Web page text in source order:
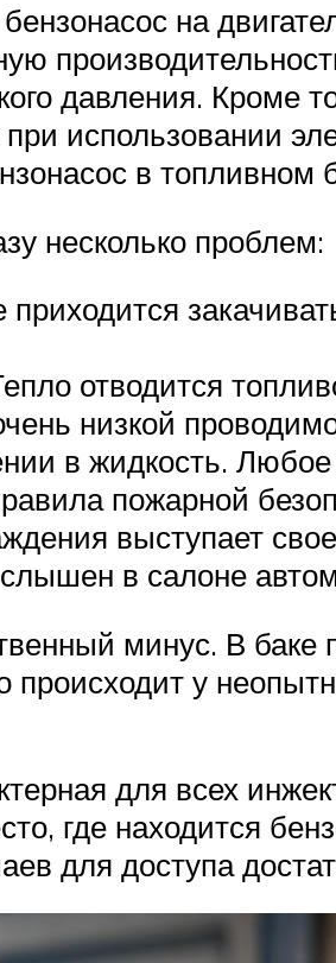
на
давления. Кроме
использовании
в топливном
несколько проблем:
отводится
низкой
в жидкость.
пожарной
выступает
слышен в салоне
минус. В баке
происходит у
для всех
где находится
для доступа